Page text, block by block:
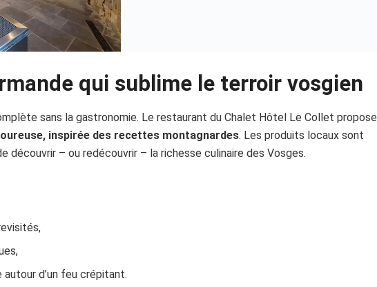
qui sublime le terroir vosgien
sans la gastronomie. Le restaurant du Chalet Hôtel Le Collet propose
inspirée des recettes montagnardes. Les produits locaux sont
découvrir – ou redécouvrir – la richesse culinaire des Vosges.
autour d’un feu crépitant.